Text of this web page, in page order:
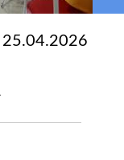
25.04.2026